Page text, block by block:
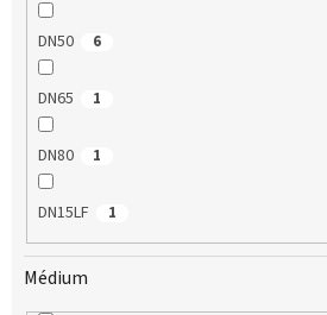
DN50 6
DN65 1
DN80 1
DN15LF 1
Médium